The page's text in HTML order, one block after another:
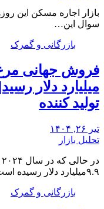
بازار اجاره مسکن این
سوال این…
بازرگانی و گمرک
میلیارد دلار
تولید کننده
تیر ۲۶, ۱۴۰۴
تحلیل بازار
۹.۹میلیارد دلار رسیده است،…
بازرگانی و گمرک